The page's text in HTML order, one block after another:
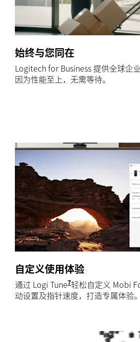
始终与您同在
Logitech for Business 提供全球企
因为性能至上，无需等待。
自定义使用体验
通过 Logi Tune7适用于在
轻松自定义 Mobi
动设置及指针速度，打造专属体验。